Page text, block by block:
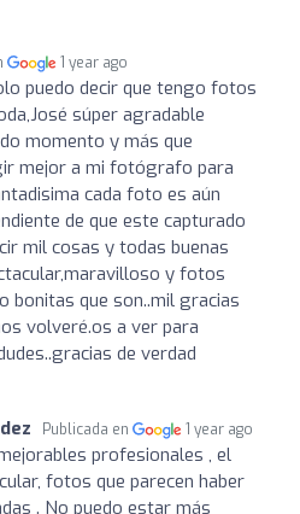
1 year ago
puedo decir que tengo fotos
súper agradable
momento y más que
mejor a mi fotógrafo para
cada foto es aún
de que este capturado
mil cosas y todas buenas
y fotos
bonitas que son..mil gracias
volveré.os a ver para
de verdad
Publicada en 1 year ago
profesionales , el
fotos que parecen haber
. No puedo estar más